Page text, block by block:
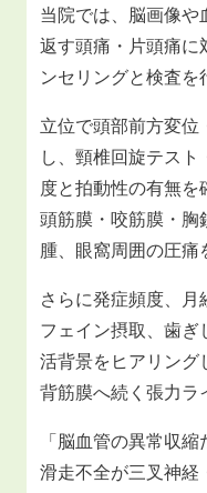
当院では、脳画像や
返す頭痛・片頭痛に
ンセリングと検査を
立位で頭部前方変位
し、頸椎回旋テスト
度と拍動性の有無を
頭筋膜・咬筋膜・胸
腫、眼窩周囲の圧痛
さらに発症頻度、月
フェイン摂取、歯ぎ
活背景をヒアリン
背筋膜へ続く張力ラ
「脳血管の異常収
滑走不全が三叉神経